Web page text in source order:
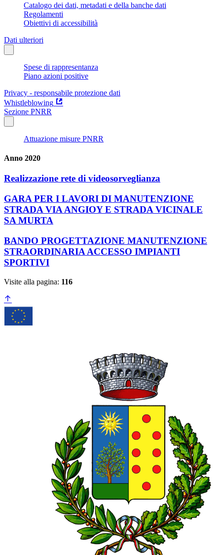
Catalogo dei dati, metadati e della banche dati
Regolamenti
Obiettivi di accessibilità
Dati ulteriori
Spese di rappresentanza
Piano azioni positive
Privacy - responsabile protezione dati
Whistleblowing
Sezione PNRR
Attuazione misure PNRR
Anno 2020
Realizzazione rete di videosorveglianza
GARA PER I LAVORI DI MANUTENZIONE
STRADA VIA ANGIOY E STRADA VICINALE
SA MURTA
BANDO PROGETTAZIONE MANUTENZIONE
STRAORDINARIA ACCESSO IMPIANTI
SPORTIVI
Visite alla pagina: 116